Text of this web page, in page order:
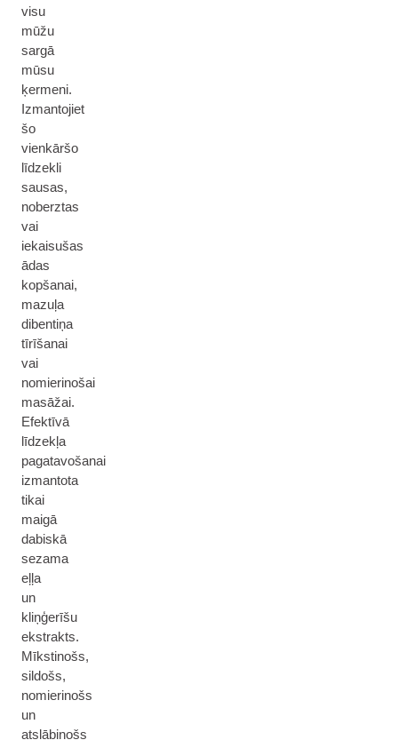
visu
mūžu
sargā
mūsu
ķermeni.
Izmantojiet
šo
vienkāršo
līdzekli
sausas,
noberztas
vai
iekaisušas
ādas
kopšanai,
mazuļa
dibentiņa
tīrīšanai
vai
nomierinošai
masāžai.
Efektīvā
līdzekļa
pagatavošanai
izmantota
tikai
maigā
dabiskā
sezama
eļļa
un
kliņģerīšu
ekstrakts.
Mīkstinošs,
sildošs,
nomierinošs
un
atslābinošs